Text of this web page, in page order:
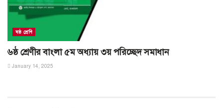
ষষ্ঠ শ্রেণি
৬ষ্ঠ শ্রেণীর বাংলা ৫ম অধ্যায় ৩য় পরিচ্ছেদ সমাধান
January 14, 2025